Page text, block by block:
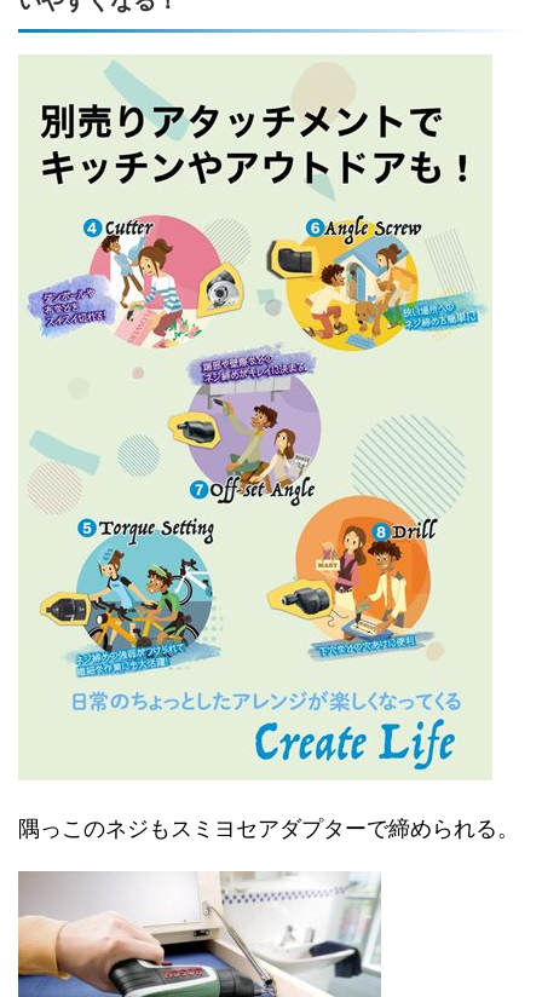
隅っこのネジもスミヨセアダプターで締められる。